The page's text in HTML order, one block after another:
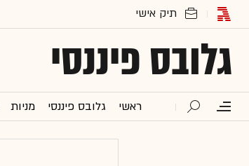
גלובס פיננסי
ראשי גלובס פיננסי מניות